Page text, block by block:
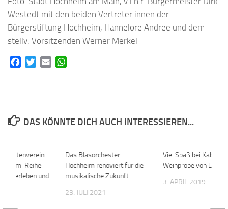
Westedt mit den beiden Vertreter:innen der
Bürgerstiftung Hochheim, Hannelore Andree und dem
stellv. Vorsitzenden Werner Merkel
FacebookTwitterEmail
DAS KÖNNTE DICH AUCH INTERESSIEREN...
Das Blasorchester
Hochheim renoviert für die
musikalische Zukunft
23. JULI 2021
Viel Spaß bei
Weinprobe von
3. APRIL 2019
Keltenverein
Reihe –
erleben und